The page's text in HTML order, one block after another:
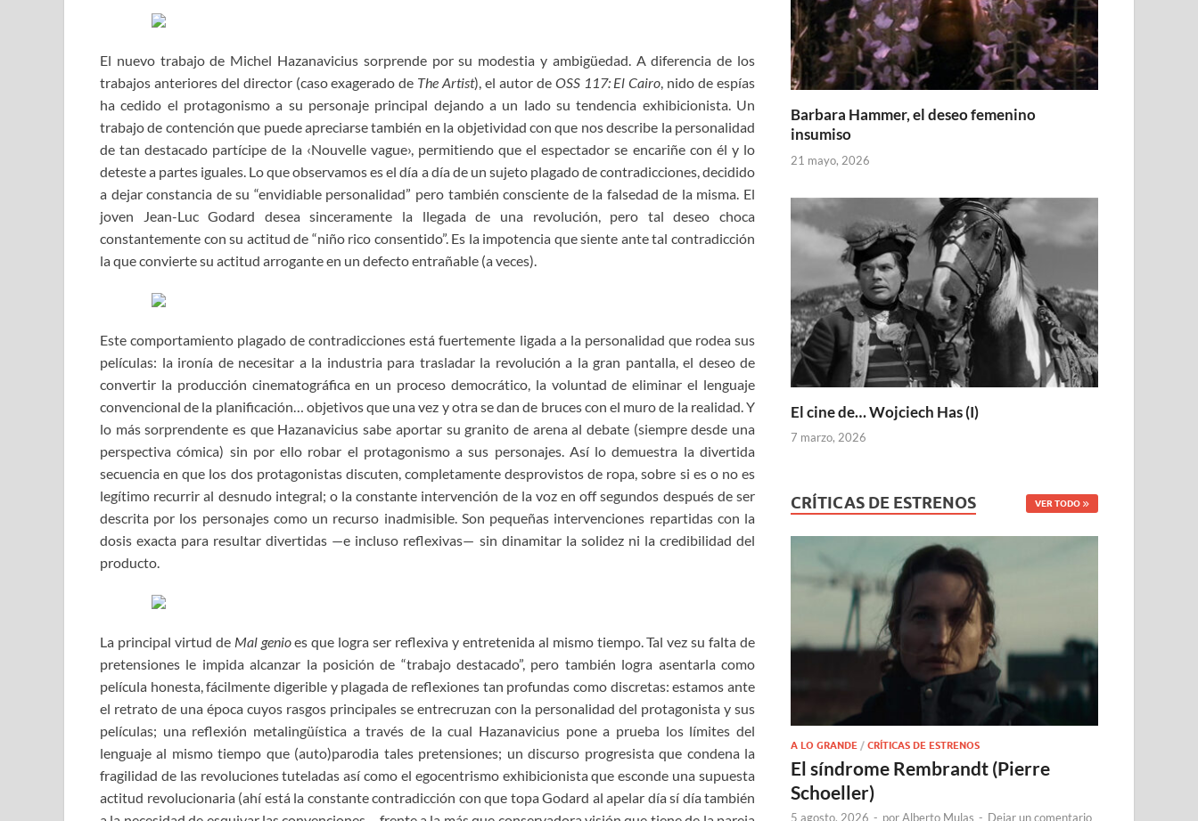
b
o
o
k
i
t
e
r
o
d
o
n
L
i
n
k
a
m
e
e
r
e
s
t
El nuevo trabajo de Michel Hazanavicius sorprende por su modestia y ambigüedad. A diferencia de los
trabajos anteriores del director (caso exagerado de The Artist), el autor de OSS 117: El Cairo, nido de espías
ha cedido el protagonismo a su personaje principal dejando a un lado su tendencia exhibicionista. Un
trabajo de contención que puede apreciarse también en la objetividad con que nos describe la personalidad
de tan destacado partícipe de la ‹Nouvelle vague›, permitiendo que el espectador se encariñe con él y lo
deteste a partes iguales. Lo que observamos es el día a día de un sujeto plagado de contradicciones, decidido
a dejar constancia de su “envidiable personalidad” pero también consciente de la falsedad de la misma. El
joven Jean-Luc Godard desea sinceramente la llegada de una revolución, pero tal deseo choca
constantemente con su actitud de “niño rico consentido”. Es la impotencia que siente ante tal contradicción
la que convierte su actitud arrogante en un defecto entrañable (a veces).
Este comportamiento plagado de contradicciones está fuertemente ligada a la personalidad que rodea sus
películas: la ironía de necesitar a la industria para trasladar la revolución a la gran pantalla, el deseo de
convertir la producción cinematográfica en un proceso democrático, la voluntad de eliminar el lenguaje
convencional de la planificación… objetivos que una vez y otra se dan de bruces con el muro de la realidad. Y
lo más sorprendente es que Hazanavicius sabe aportar su granito de arena al debate (siempre desde una
perspectiva cómica) sin por ello robar el protagonismo a sus personajes. Así lo demuestra la divertida
secuencia en que los dos protagonistas discuten, completamente desprovistos de ropa, sobre si es o no es
legítimo recurrir al desnudo integral; o la constante intervención de la voz en off segundos después de ser
descrita por los personajes como un recurso inadmisible. Son pequeñas intervenciones repartidas con la
dosis exacta para resultar divertidas —e incluso reflexivas— sin dinamitar la solidez ni la credibilidad del
producto.
La principal virtud de Mal genioes que logra ser reflexiva y entretenida al mismo tiempo. Tal vez su falta de
pretensiones le impida alcanzar la posición de “trabajo destacado”, pero también logra asentarla como
película honesta, fácilmente digerible y plagada de reflexiones tan profundas como discretas: estamos ante
el retrato de una época cuyos rasgos principales se entrecruzan con la personalidad del protagonista y sus
películas; una reflexión metalingüística a través de la cual Hazanavicius pone a prueba los límites del
lenguaje al mismo tiempo que (auto)parodia tales pretensiones; un discurso progresista que condena la
fragilidad de las revoluciones tuteladas así como el egocentrismo exhibicionista que esconde una supuesta
actitud revolucionaria (ahí está la constante contradicción con que topa Godard al apelar día sí día también
Barbara Hammer, el deseo femenino
insumiso
21 mayo, 2026
El cine de… Wojciech Has (I)
7 marzo, 2026
CRÍTICAS DE ESTRENOS VER TODO
A LO GRANDE /CRÍTICAS DE ESTRENOS
El síndrome Rembrandt (Pierre
Schoeller)
5 agosto, 2026 - porAlberto Mulas - Dejar un comentario